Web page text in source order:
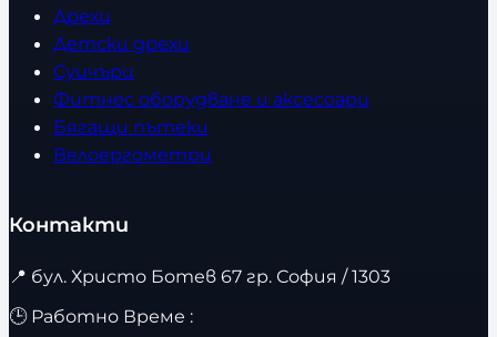
Дрехи
Детски дрехи
Суичъри
Фитнес оборудване и аксесоари
Бягащи пътеки
Велоергометри
Контакти
📍 бул. Христо Ботев 67 гр. София / 1303
🕒 Работно Време :